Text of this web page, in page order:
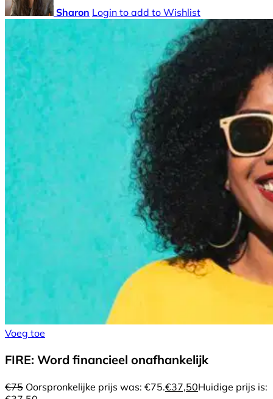
Sharon Login to add to Wishlist
Voeg toe
FIRE: Word financieel onafhankelijk
€75 Oorspronkelijke prijs was: €75.€37,50Huidige prijs is: